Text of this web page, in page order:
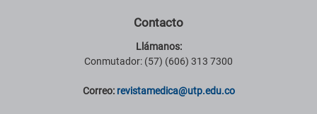
Contacto
Llámanos:
Conmutador: (57) (606) 313 7300
Correo: revistamedica@utp.edu.co